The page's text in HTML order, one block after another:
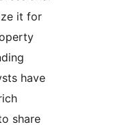
it for
have
share